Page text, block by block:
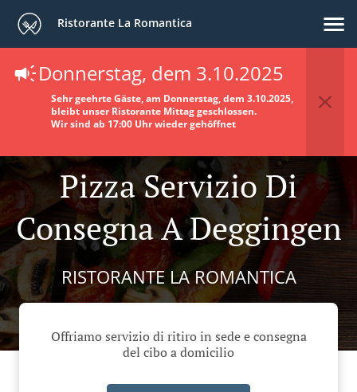
Ristorante La Romantica
Donnerstag, dem 3.10.2025
Sehr geehrte Gäste, am Donnerstag, dem 3.10.2025,
bleibt unser Ristorante Mittag geschlossen.
Wir sind ab 17:00 Uhr wieder gehöffnet
Pizza Servizio Di
Consegna A Deggingen
RISTORANTE LA ROMANTICA
Offriamo servizio di ritiro in sede e consegna
del cibo a domicilio